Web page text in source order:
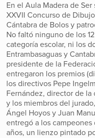
En el Aula Madera de
XXVII Concurso de
Cántabra de Bolos y
No faltó ninguno de los
categoría escolar, ni los
Entrambasaguas y
presidente de la
entregaron los premios
los directivos Pepe
Fernández, director de la
y los miembros del
Ángel Hoyos y Juan
entregó a los
años, un lienzo pintado